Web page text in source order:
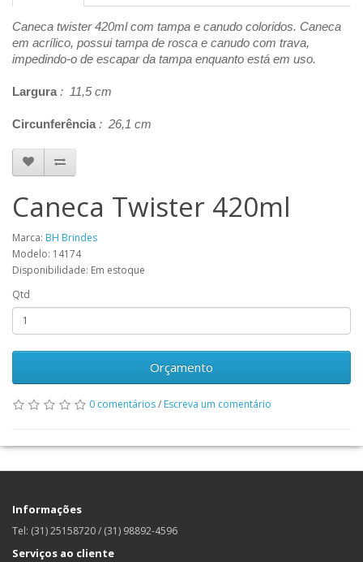
Caneca twister 420ml com tampa e canudo coloridos. Caneca
em acrílico, possui tampa de rosca e canudo com trava,
impedindo-o de escapar da tampa enquanto está em uso.
Largura : 11,5 cm
Circunferência : 26,1 cm
Caneca Twister 420ml
Marca: BH Brindes
Modelo: 14174
Disponibilidade: Em estoque
Qtd
Orçamento
0 comentários/ Escreva um comentário
Informações
Tel: (31) 25158720 / (31) 98892-4596
Serviços ao cliente